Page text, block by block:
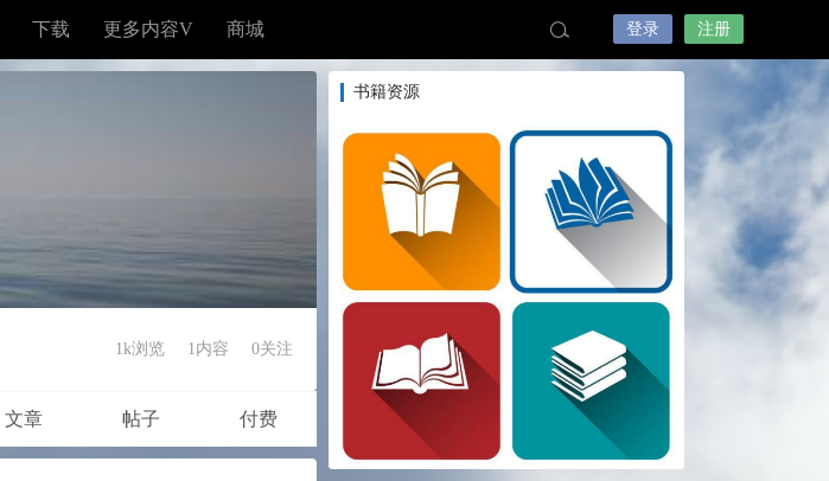
下载 更多内容V 商城 登录 注册
书籍资源
1k浏览 1内容 0关注
文章 帖子 付费